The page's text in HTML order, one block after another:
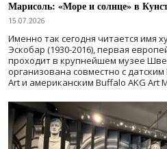
Марисоль: «Море и солнце» в
15.07.2026
Именно так сегодня читается имя
Эскобар (1930-2016), первая
проходит в крупнейшем музее
организована совместно с
Art и американским Buffalo AKG Art